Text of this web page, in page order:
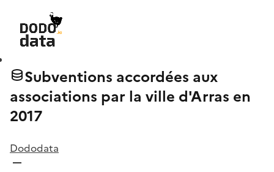
Subventions accordées aux
associations par la ville d'Arras en
2017
Dododata